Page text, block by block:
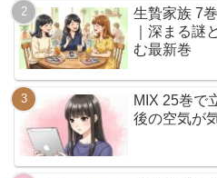
生贄家族 7
｜深まる謎
む最新巻
MIX 25巻で
後の空気が